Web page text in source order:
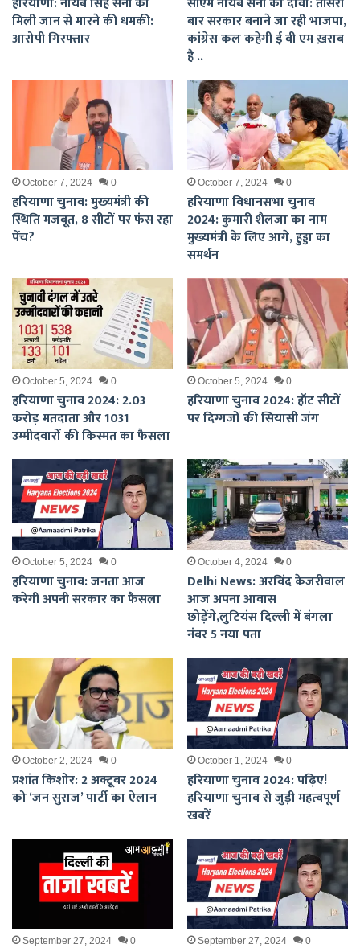
मिली जान से मारने की धमकी:
आरोपी गिरफ्तार
बार सरकार बनाने जा रही भाजपा,
कांग्रेस कल कहेगी ई वी एम ख़राब
है ..
October 7, 2024 0
हरियाणा चुनाव: मुख्यमंत्री की
स्थिति मजबूत, 8 सीटों पर फंस रहा
पेंच?
October 7, 2024 0
हरियाणा विधानसभा चुनाव
2024: कुमारी शैलजा का नाम
मुख्यमंत्री के लिए आगे, हुड्डा का
समर्थन
October 5, 2024 0
हरियाणा चुनाव 2024: 2.03
करोड़ मतदाता और 1031
उम्मीदवारों की किस्मत का फैसला
October 5, 2024 0
हरियाणा चुनाव 2024: हॉट सीटों
पर दिग्गजों की सियासी जंग
October 5, 2024 0
हरियाणा चुनाव: जनता आज
करेगी अपनी सरकार का फैसला
October 4, 2024 0
Delhi News: अरविंद केजरीवाल
आज अपना आवास
छोड़ेंगे,लुटियंस दिल्ली में बंगला
नंबर 5 नया पता
October 2, 2024 0
प्रशांत किशोर: 2 अक्टूबर 2024
को ‘जन सुराज’ पार्टी का ऐलान
October 1, 2024 0
हरियाणा चुनाव 2024: पढ़िए!
हरियाणा चुनाव से जुड़ी महत्वपूर्ण
खबरें
September 27, 2024 0 September 27, 2024 0